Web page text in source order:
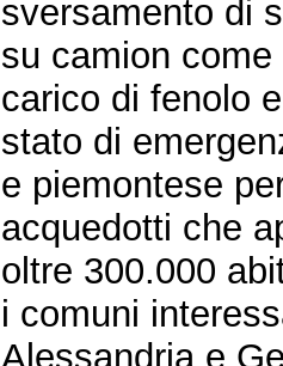
sversamento di
su camion
carico di fenolo
stato di
e piemontese
acquedotti che
oltre 300.000
i comuni
Alessandria e